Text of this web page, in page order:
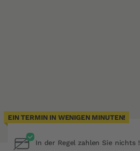
EIN TERMIN IN WENIGEN MINUTEN!
In der Regel zahlen Sie nichts !